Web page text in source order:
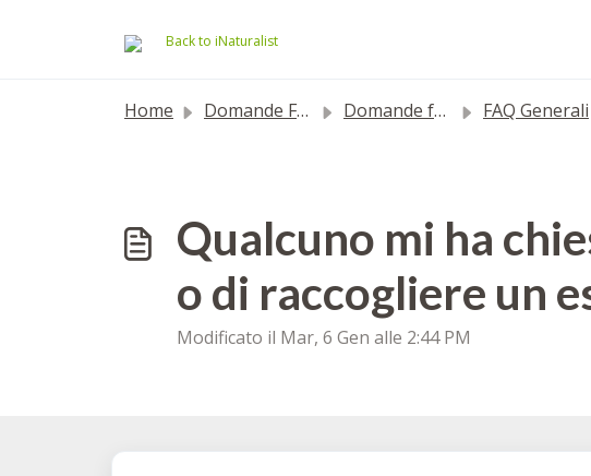
Back to iNaturalist
Home Domande Frequenti (FAQ) Domande frequenti FAQ Generali
Qualcuno mi ha
o di raccogliere un
Modificato il Mar, 6 Gen alle 2:44 PM